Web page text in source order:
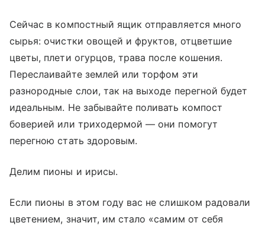
Сейчас в компостный ящик отправляется много
сырья: очистки овощей и фруктов, отцветшие
цветы, плети огурцов, трава после кошения.
Переслаивайте землей или торфом эти
разнородные слои, так на выходе перегной будет
идеальным. Не забывайте поливать компост
боверией или триходермой — они помогут
перегною стать здоровым.
Делим пионы и ирисы.
Если пионы в этом году вас не слишком радовали
цветением, значит, им стало «самим от себя